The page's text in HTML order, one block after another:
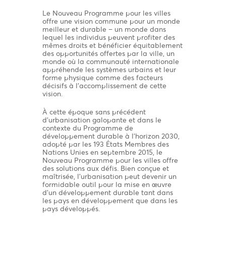
Le Nouveau Programme pour les villes
offre une vision commune pour un monde
meilleur et durable – un monde dans
lequel les individus peuvent profiter des
mêmes droits et bénéficier équitablement
des opportunités offertes par la ville, un
monde où la communauté internationale
appréhende les systèmes urbains et leur
forme physique comme des facteurs
décisifs à l’accomplissement de cette
vision.
À cette époque sans précédent
d’urbanisation galopante et dans le
contexte du Programme de
développement durable à l’horizon 2030,
adopté par les 193 États Membres des
Nations Unies en septembre 2015, le
Nouveau Programme pour les villes offre
des solutions aux défis. Bien conçue et
maîtrisée, l’urbanisation peut devenir un
formidable outil pour la mise en œuvre
d’un développement durable tant dans
les pays en développement que dans les
pays développés.